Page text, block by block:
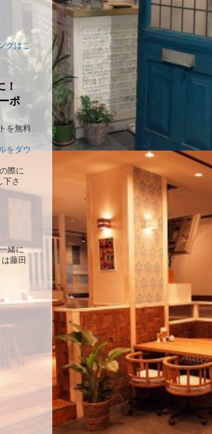
クはこ
！
ポ
を無料
をダウ
際に
下さ
緒に
藤田